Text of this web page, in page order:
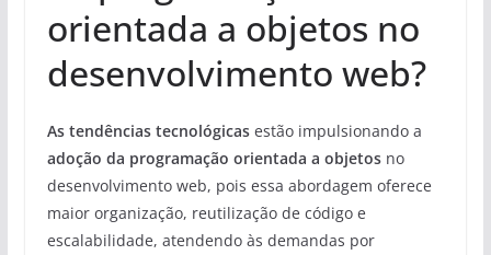
orientada a objetos no
desenvolvimento web?
As tendências tecnológicasestão impulsionando a
adoção da programação orientada a objetosno
desenvolvimento web, pois essa abordagem oferece
maior organização, reutilização de código e
escalabilidade, atendendo às demandas por